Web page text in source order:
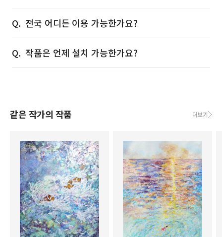
전국 어디든 이용 가능한가요?
작품은 언제 설치 가능한가요?
같은 작가의 작품 더보기